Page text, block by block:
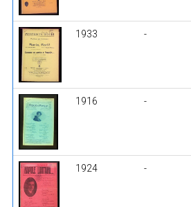
1933 -
1916 -
1924 -